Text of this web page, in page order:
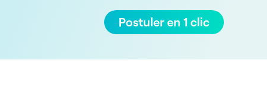
Postuler en 1 clic